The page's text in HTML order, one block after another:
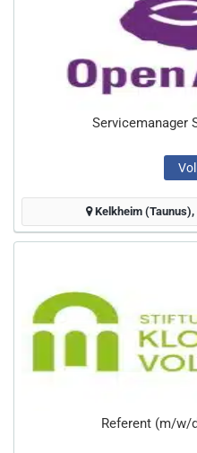
Servicemanager
Kelkheim (Taunus)
Referent (m/w/